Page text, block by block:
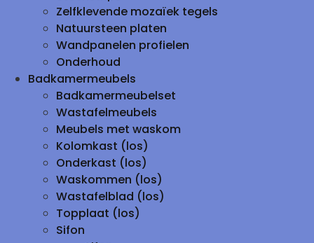
Zelfklevende mozaïek tegels
Natuursteen platen
Wandpanelen profielen
Onderhoud
Badkamermeubels
Badkamermeubelset
Wastafelmeubels
Meubels met waskom
Kolomkast (los)
Onderkast (los)
Waskommen (los)
Wastafelblad (los)
Topplaat (los)
Sifon